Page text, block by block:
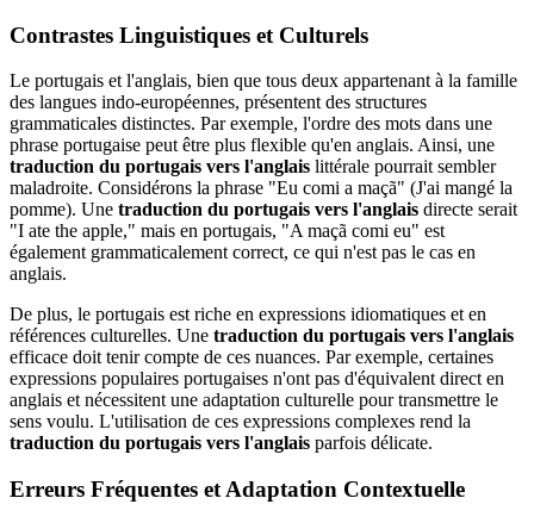
Contrastes Linguistiques et Culturels
Le portugais et l'anglais, bien que tous deux appartenant à la famille
des langues indo-européennes, présentent des structures
grammaticales distinctes. Par exemple, l'ordre des mots dans une
phrase portugaise peut être plus flexible qu'en anglais. Ainsi, une
traduction du portugais vers l'anglais littérale pourrait sembler
maladroite. Considérons la phrase "Eu comi a maçã" (J'ai mangé la
pomme). Une traduction du portugais vers l'anglais directe serait
"I ate the apple," mais en portugais, "A maçã comi eu" est
également grammaticalement correct, ce qui n'est pas le cas en
anglais.
De plus, le portugais est riche en expressions idiomatiques et en
références culturelles. Une traduction du portugais vers l'anglais
efficace doit tenir compte de ces nuances. Par exemple, certaines
expressions populaires portugaises n'ont pas d'équivalent direct en
anglais et nécessitent une adaptation culturelle pour transmettre le
sens voulu. L'utilisation de ces expressions complexes rend la
traduction du portugais vers l'anglais parfois délicate.
Erreurs Fréquentes et Adaptation Contextuelle